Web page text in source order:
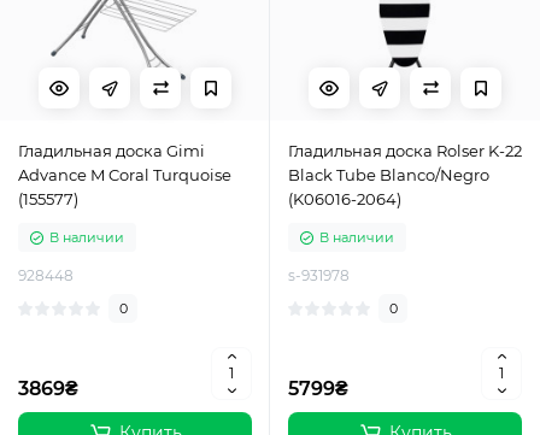
Гладильная доска Gimi
Advance M Coral Turquoise
(155577)
В наличии
928448
0
3869₴
Гладильная доска Rolser K-22
Black Tube Blanco/Negro
(K06016-2064)
В наличии
s-931978
0
5799₴